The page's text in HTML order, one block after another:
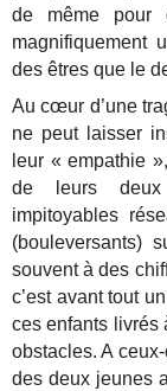
de même pour
magnifiquement
des êtres que le
Au cœur d’une
ne peut laisser
leur « empathie
de leurs deux
impitoyables
(bouleversants)
souvent à des
c’est avant tout
ces enfants livrés
obstacles. A
des deux jeunes